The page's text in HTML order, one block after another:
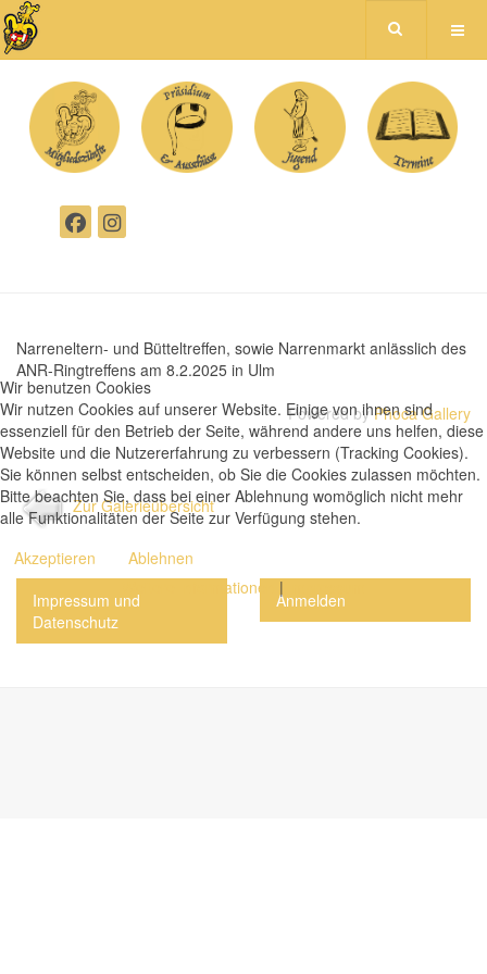
Narreneltern- und Bütteltreffen, sowie Narrenmarkt anlässlich des
ANR-Ringtreffens am 8.2.2025 in Ulm
Powered byPhoca Gallery
Zur Galerieübersicht
Impressum und
Datenschutz
Anmelden
Wir benutzen Cookies
Wir nutzen Cookies auf unserer Website. Einige von ihnen sind
essenziell für den Betrieb der Seite, während andere uns helfen, diese
Website und die Nutzererfahrung zu verbessern (Tracking Cookies).
Sie können selbst entscheiden, ob Sie die Cookies zulassen möchten.
Bitte beachten Sie, dass bei einer Ablehnung womöglich nicht mehr
alle Funktionalitäten der Seite zur Verfügung stehen.
Akzeptieren
Ablehnen
Weitere Informationen
|